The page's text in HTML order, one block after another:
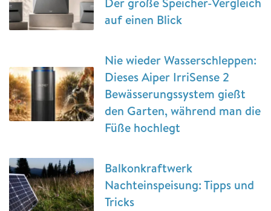
auf einen Blick
Nie wieder Wasserschleppen:
Dieses Aiper IrriSense 2
Bewässerungssystem gießt
den Garten, während man die
Füße hochlegt
Balkonkraftwerk
Nachteinspeisung: Tipps und
Tricks